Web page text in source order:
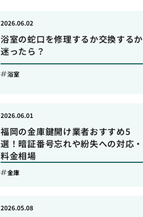
浴室の蛇口を修理するか交換するか
迷ったら？
2026.06.02
浴室
福岡の金庫鍵開け業者おすすめ5
選！暗証番号忘れや紛失への対応・
料金相場
2026.06.01
金庫
2026.05.08